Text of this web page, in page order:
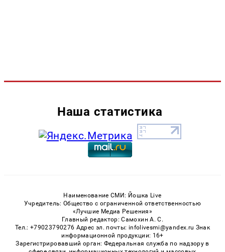
Наша статистика
Наименование СМИ: Йошка Live
Учредитель: Общество с ограниченной ответственностью
«Лучшие Медиа Решения»
Главный редактор: Самохин А. С.
Тел.: +79023790276 Адрес эл. почты: infolivesmi@yandex.ru Знак
информационной продукции: 16+
Зарегистрировавший орган: Федеральная служба по надзору в